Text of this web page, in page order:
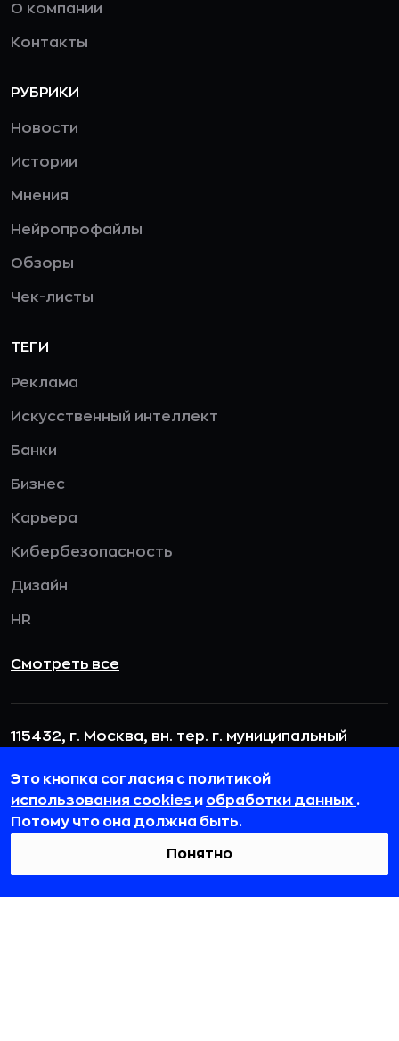
О компании
Контакты
РУБРИКИ
Новости
Истории
Мнения
Нейропрофайлы
Обзоры
Чек-листы
ТЕГИ
Реклама
Искусственный интеллект
Банки
Бизнес
Карьера
Кибербезопасность
Дизайн
HR
Смотреть все
115432, г. Москва, вн. тер. г. муниципальный
Это кнопка согласия с политикой
использования cookies и обработки данных .
Потому что она должна быть.
Понятно